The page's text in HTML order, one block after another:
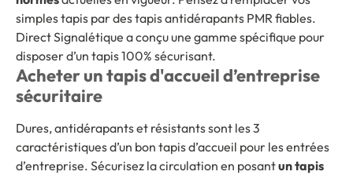
simples tapis par des tapis antidérapants PMR fiables.
Direct Signalétique a conçu une gamme spécifique pour
disposer d’un tapis 100% sécurisant.
Acheter un tapis d'accueil d’entreprise
sécuritaire
Dures, antidérapants et résistantssont les 3
caractéristiques d’un bon tapis d’accueil pour les entrées
d’entreprise. Sécurisez la circulation en posantun tapis